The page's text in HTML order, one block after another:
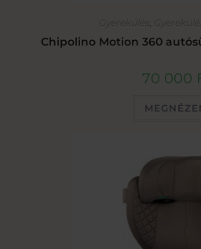
Chipolino Motion 360
70 000